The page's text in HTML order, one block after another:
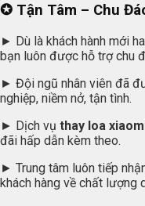
✪ Tận Tâm – Chu
► Dù là khách hành mới
bạn luôn được hỗ trợ chu
► Đội ngũ nhân viên đã
nghiệp, niềm nở, tận tình.
► Dịch vụ thay loa
đãi hấp dẫn kèm theo.
► Trung tâm luôn tiếp
khách hàng về chất lượng